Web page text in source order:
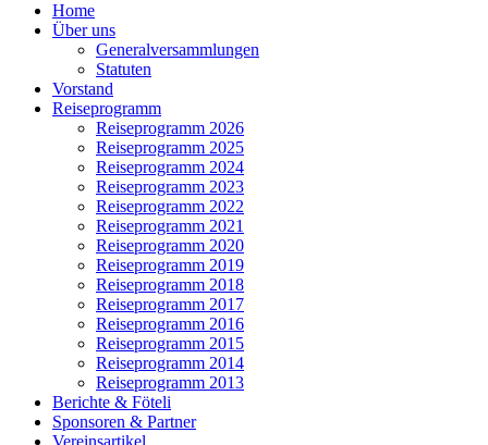
Home
Über uns
Generalversammlungen
Statuten
Vorstand
Reiseprogramm
Reiseprogramm 2026
Reiseprogramm 2025
Reiseprogramm 2024
Reiseprogramm 2023
Reiseprogramm 2022
Reiseprogramm 2021
Reiseprogramm 2020
Reiseprogramm 2019
Reiseprogramm 2018
Reiseprogramm 2017
Reiseprogramm 2016
Reiseprogramm 2015
Reiseprogramm 2014
Reiseprogramm 2013
Berichte & Föteli
Sponsoren & Partner
Vereinsartikel